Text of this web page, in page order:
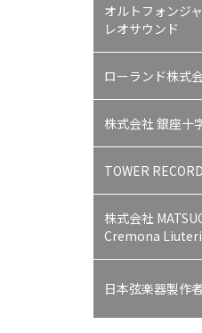
オルトフォンジ
レオサウンド
ローランド株式
株式会社 銀座十
TOWER
株式会社
Cremona
日本弦楽器製作